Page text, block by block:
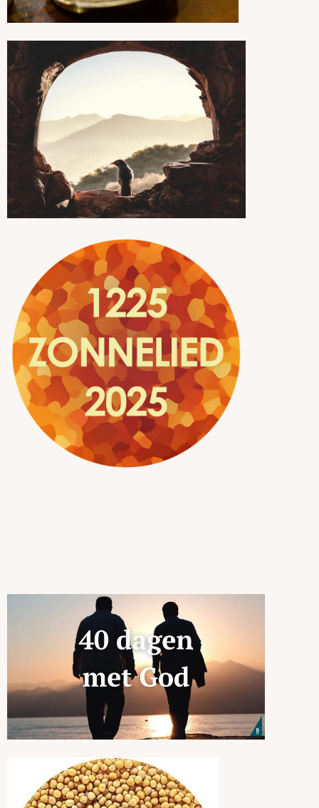
bezinnen
bezinnen
Naar aanleiding van de
laten we ons komende vasten leiden door
de tien strofes van ditloflied.
verhalen